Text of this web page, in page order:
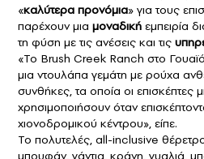
«καλύτερα προνόμια» για τους
παρέχουν μια μοναδική εμπειρία
τη φύση με τις ανέσεις και τις
«Το Brush Creek Ranch στο
μια ντουλάπα γεμάτη με ρούχα
συνθήκες, τα οποία οι επισκέπτες
χρησιμοποιήσουν όταν
χιονοδρομικού κέντρου», είπε.
Το πολυτελές, all-inclusive
μπουφάν, γάντια, κράνη, γυαλιά,